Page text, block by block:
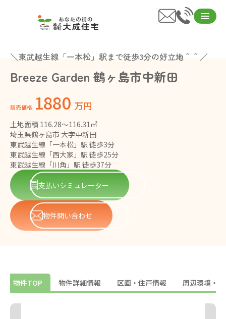
＼東武越生線「一本松」駅まで徒歩3分の好立地＾＾／
Breeze Garden 鶴ヶ島市中新田
販売価格 1880 万円
土地面積 116.28～116.31㎡
埼玉県鶴ヶ島市 大字中新田
東武越生線「一本松」駅 徒歩3分
東武越生線「西大家」駅 徒歩25分
東武越生線「川角」駅 徒歩37分
支払いシミュレーター
物件問い合わせ
物件TOP 物件詳細情報 区画・住戸情報 周辺環境・